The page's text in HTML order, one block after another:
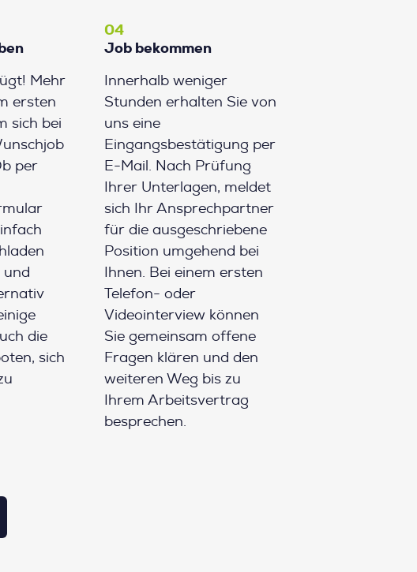
Mehr
ersten
sich bei
per
und
die
sich
04
Job bekommen
Innerhalb weniger
Stunden erhalten Sie von
uns eine
Eingangsbestätigung per
E-Mail. Nach Prüfung
Ihrer Unterlagen, meldet
sich Ihr Ansprechpartner
für die ausgeschriebene
Position umgehend bei
Ihnen. Bei einem ersten
Telefon- oder
Videointerview können
Sie gemeinsam offene
Fragen klären und den
weiteren Weg bis zu
Ihrem Arbeitsvertrag
besprechen.